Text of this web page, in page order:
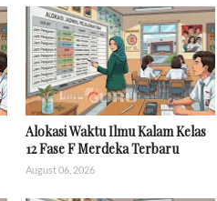
Alokasi Waktu Ilmu Kalam Kelas
12 Fase F Merdeka Terbaru
August 06, 2026